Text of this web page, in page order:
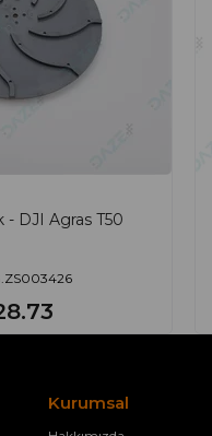
- DJI Agras T50
Kurumsal